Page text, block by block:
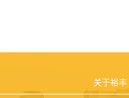
关于裕丰